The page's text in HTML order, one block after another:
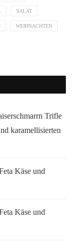
SALAT
WEIHNACHTEN
Trifle
karamellisierten
Käse und
Käse und